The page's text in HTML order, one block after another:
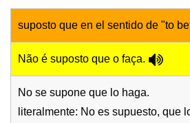
suposto que en el sentido de "to
Não é suposto que o faça.
No se supone que lo haga.
literalmente: No es supuesto, que